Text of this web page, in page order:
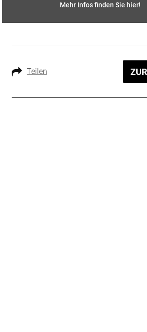
Mehr Infos finden Sie hier!
Teilen